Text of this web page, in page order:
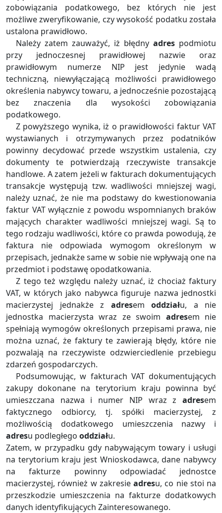
zobowiązania podatkowego, bez których nie jest
możliwe zweryfikowanie, czy wysokość podatku została
ustalona prawidłowo.
Należy zatem zauważyć, iż błędny adres podmiotu
przy jednoczesnej prawidłowej nazwie oraz
prawidłowym numerze NIP jest jedynie wadą
techniczną, niewyłączającą możliwości prawidłowego
określenia nabywcy towaru, a jednocześnie pozostającą
bez znaczenia dla wysokości zobowiązania
podatkowego.
Z powyższego wynika, iż o prawidłowości faktur VAT
wystawianych i otrzymywanych przez podatników
powinny decydować przede wszystkim ustalenia, czy
dokumenty te potwierdzają rzeczywiste transakcje
handlowe. A zatem jeżeli w fakturach dokumentujących
transakcje występują tzw. wadliwości mniejszej wagi,
należy uznać, że nie ma podstawy do kwestionowania
faktur VAT wyłącznie z powodu wspomnianych braków
mających charakter wadliwości mniejszej wagi. Są to
tego rodzaju wadliwości, które co prawda powodują, że
faktura nie odpowiada wymogom określonym w
przepisach, jednakże same w sobie nie wpływają one na
przedmiot i podstawę opodatkowania.
Z tego też względu należy uznać, iż chociaż faktury
VAT, w których jako nabywca figuruje nazwa jednostki
macierzystej jednakże z adresem oddziału, a nie
jednostka macierzysta wraz ze swoim adresem nie
spełniają wymogów określonych przepisami prawa, nie
można uznać, że faktury te zawierają błędy, które nie
pozwalają na rzeczywiste odzwierciedlenie przebiegu
zdarzeń gospodarczych.
Podsumowując, w fakturach VAT dokumentujących
zakupy dokonane na terytorium kraju powinna być
umieszczana nazwa i numer NIP wraz z adresem
faktycznego odbiorcy, tj. spółki macierzystej, z
możliwością dodatkowego umieszczenia nazwy i
adresu podległego oddziału.
Zatem, w przypadku gdy nabywającym towary i usługi
na terytorium kraju jest Wnioskodawca, dane nabywcy
na fakturze powinny odpowiadać jednostce
macierzystej, również w zakresie adresu, co nie stoi na
przeszkodzie umieszczenia na fakturze dodatkowych
danych identyfikujących Zainteresowanego.